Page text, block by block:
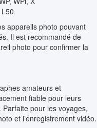
appareils photo pouvant
Il est recommandé de
photo pour confirmer la
amateurs et
fiable pour leurs
pour les voyages,
et l’enregistrement vidéo.